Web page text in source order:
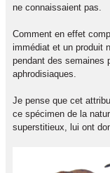
ne connaissaient pas.
Comment en effet
immédiat et un produit
pendant des semaines
aphrodisiaques.
Je pense que cet
ce spécimen de la
superstitieux, lui ont